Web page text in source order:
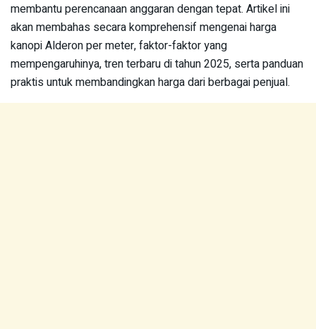
membantu perencanaan anggaran dengan tepat. Artikel ini
akan membahas secara komprehensif mengenai harga
kanopi Alderon per meter, faktor-faktor yang
mempengaruhinya, tren terbaru di tahun 2025, serta panduan
praktis untuk membandingkan harga dari berbagai penjual.